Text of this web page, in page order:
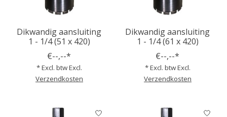
Dikwandig aansluiting
1 - 1/4 (51 x 420)
€--,--*
* Excl. btw Excl.
Verzendkosten
Dikwandig aansluiting
1 - 1/4 (61 x 420)
€--,--*
* Excl. btw Excl.
Verzendkosten